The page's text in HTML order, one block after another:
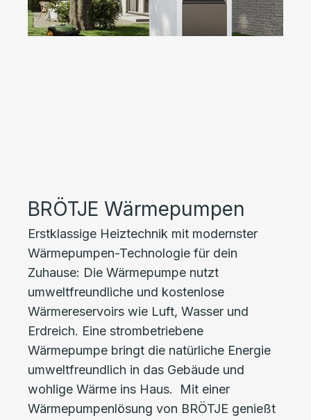
BRÖTJE Wärmepumpen
Erstklassige Heiztechnik mit modernster
Wärmepumpen-Technologie für dein
Zuhause: Die Wärmepumpe nutzt
umweltfreundliche und kostenlose
Wärmereservoirs wie Luft, Wasser und
Erdreich. Eine strombetriebene
Wärmepumpe bringt die natürliche Energie
umweltfreundlich in das Gebäude und
wohlige Wärme ins Haus. Mit einer
Wärmepumpenlösung von BRÖTJE genießt